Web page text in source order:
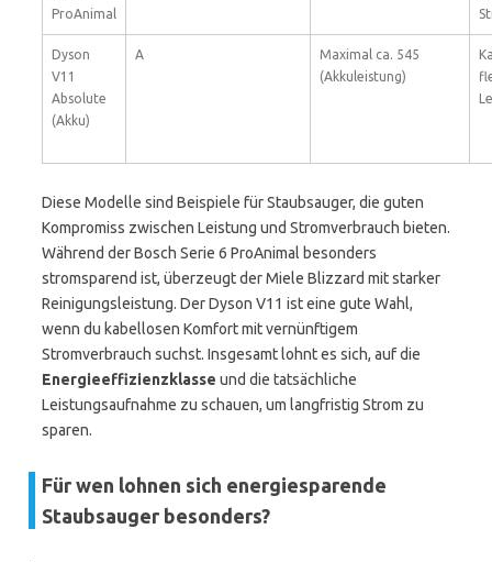
ProAnimal
Dyson
V11
Absolute
(Akku)
A
Maximal ca. 545
(Akkuleistung)
Diese Modelle sind Beispiele für Staubsauger, die guten
Kompromiss zwischen Leistung und Stromverbrauch bieten.
Während der Bosch Serie 6 ProAnimal besonders
stromsparend ist, überzeugt der Miele Blizzard mit starker
Reinigungsleistung. Der Dyson V11 ist eine gute Wahl,
wenn du kabellosen Komfort mit vernünftigem
Stromverbrauch suchst. Insgesamt lohnt es sich, auf die
Energieeffizienzklasse und die tatsächliche
Leistungsaufnahme zu schauen, um langfristig Strom zu
sparen.
Für wen lohnen sich energiesparende
Staubsauger besonders?